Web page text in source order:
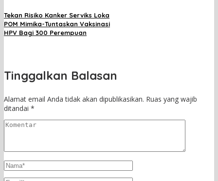
Tekan Risiko Kanker Serviks Loka
POM Mimika-Tuntaskan Vaksinasi
HPV Bagi 300 Perempuan
Tinggalkan Balasan
Alamat email Anda tidak akan dipublikasikan. Ruas yang wajib
ditandai *